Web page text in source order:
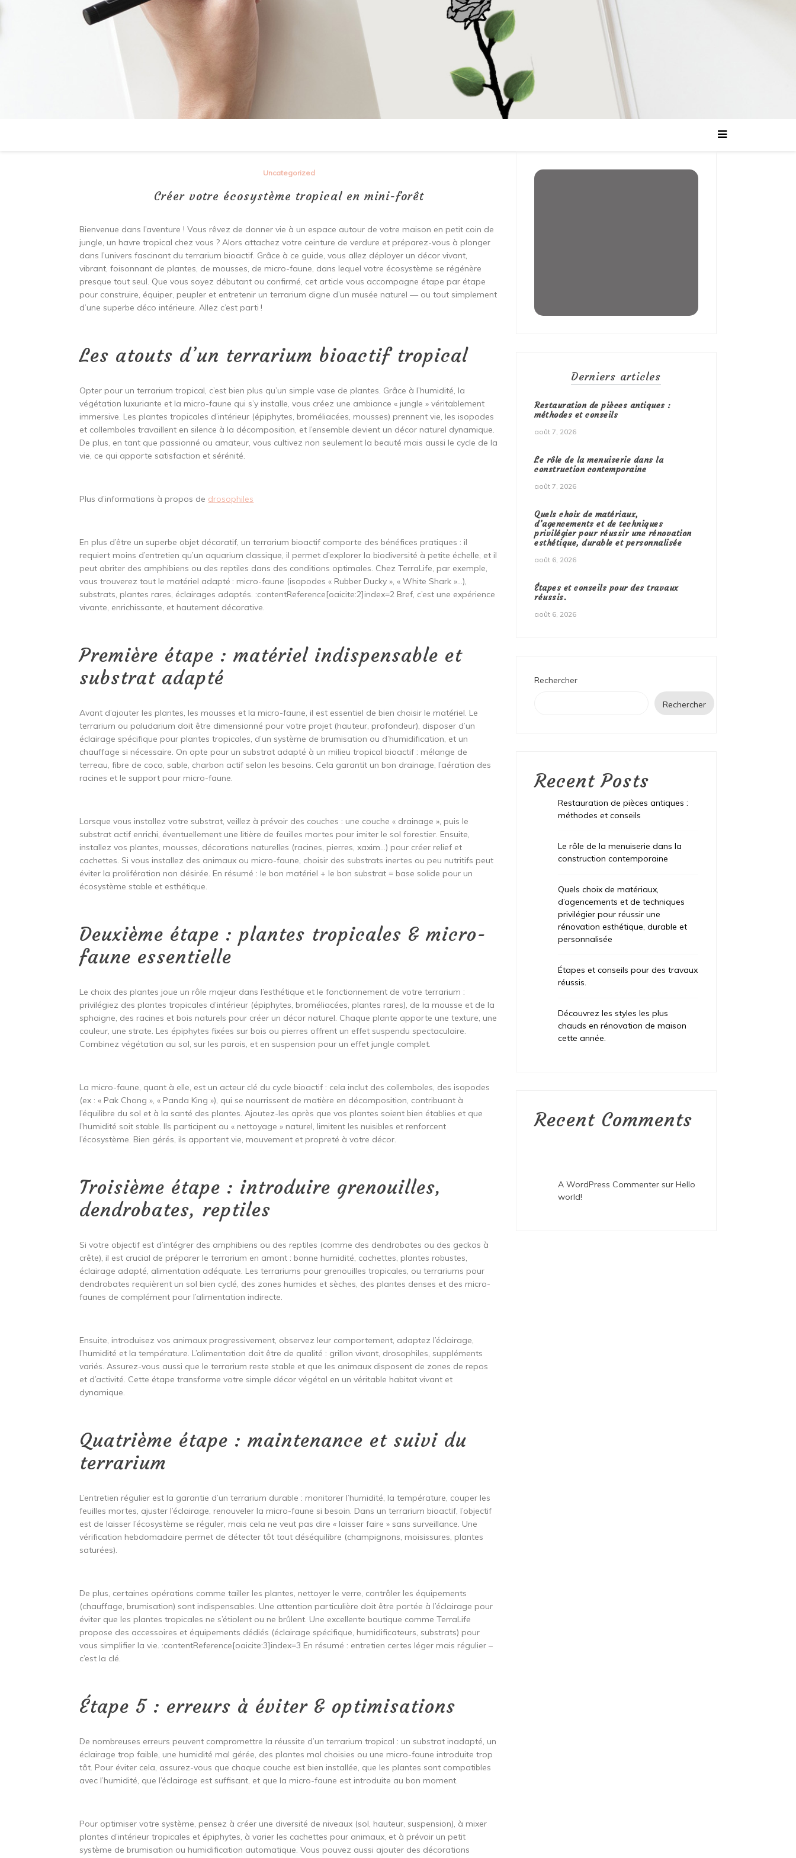
Uncategorized
Créer votre écosystème tropical en mini-forêt
Bienvenue dans l’aventure ! Vous rêvez de donner vie à un espace autour de votre maison en petit coin de
jungle, un havre tropical chez vous ? Alors attachez votre ceinture de verdure et préparez-vous à plonger
dans l’univers fascinant du terrarium bioactif. Grâce à ce guide, vous allez déployer un décor vivant,
vibrant, foisonnant de plantes, de mousses, de micro-faune, dans lequel votre écosystème se régénère
presque tout seul. Que vous soyez débutant ou confirmé, cet article vous accompagne étape par étape
pour construire, équiper, peupler et entretenir un terrarium digne d’un musée naturel — ou tout simplement
d’une superbe déco intérieure. Allez c’est parti !
Les atouts d’un terrarium bioactif tropical
Opter pour un terrarium tropical, c’est bien plus qu’un simple vase de plantes. Grâce à l’humidité, la
végétation luxuriante et la micro-faune qui s’y installe, vous créez une ambiance « jungle » véritablement
immersive. Les plantes tropicales d’intérieur (épiphytes, broméliacées, mousses) prennent vie, les isopodes
et collemboles travaillent en silence à la décomposition, et l’ensemble devient un décor naturel dynamique.
De plus, en tant que passionné ou amateur, vous cultivez non seulement la beauté mais aussi le cycle de la
vie, ce qui apporte satisfaction et sérénité.
Plus d’informations à propos de drosophiles
En plus d’être un superbe objet décoratif, un terrarium bioactif comporte des bénéfices pratiques : il
requiert moins d’entretien qu’un aquarium classique, il permet d’explorer la biodiversité à petite échelle, et il
peut abriter des amphibiens ou des reptiles dans des conditions optimales. Chez TerraLife, par exemple,
vous trouverez tout le matériel adapté : micro-faune (isopodes « Rubber Ducky », « White Shark »…),
substrats, plantes rares, éclairages adaptés. :contentReference[oaicite:2]index=2 Bref, c’est une expérience
vivante, enrichissante, et hautement décorative.
Première étape : matériel indispensable et
substrat adapté
Avant d’ajouter les plantes, les mousses et la micro-faune, il est essentiel de bien choisir le matériel. Le
terrarium ou paludarium doit être dimensionné pour votre projet (hauteur, profondeur), disposer d’un
éclairage spécifique pour plantes tropicales, d’un système de brumisation ou d’humidification, et un
chauffage si nécessaire. On opte pour un substrat adapté à un milieu tropical bioactif : mélange de
terreau, fibre de coco, sable, charbon actif selon les besoins. Cela garantit un bon drainage, l’aération des
racines et le support pour micro-faune.
Lorsque vous installez votre substrat, veillez à prévoir des couches : une couche « drainage », puis le
substrat actif enrichi, éventuellement une litière de feuilles mortes pour imiter le sol forestier. Ensuite,
installez vos plantes, mousses, décorations naturelles (racines, pierres, xaxim…) pour créer relief et
cachettes. Si vous installez des animaux ou micro-faune, choisir des substrats inertes ou peu nutritifs peut
éviter la prolifération non désirée. En résumé : le bon matériel + le bon substrat = base solide pour un
écosystème stable et esthétique.
Deuxième étape : plantes tropicales & micro-
faune essentielle
Le choix des plantes joue un rôle majeur dans l’esthétique et le fonctionnement de votre terrarium :
privilégiez des plantes tropicales d’intérieur (épiphytes, broméliacées, plantes rares), de la mousse et de la
sphaigne, des racines et bois naturels pour créer un décor naturel. Chaque plante apporte une texture, une
couleur, une strate. Les épiphytes fixées sur bois ou pierres offrent un effet suspendu spectaculaire.
Combinez végétation au sol, sur les parois, et en suspension pour un effet jungle complet.
La micro-faune, quant à elle, est un acteur clé du cycle bioactif : cela inclut des collemboles, des isopodes
(ex : « Pak Chong », « Panda King »), qui se nourrissent de matière en décomposition, contribuant à
l’équilibre du sol et à la santé des plantes. Ajoutez-les après que vos plantes soient bien établies et que
l’humidité soit stable. Ils participent au « nettoyage » naturel, limitent les nuisibles et renforcent
l’écosystème. Bien gérés, ils apportent vie, mouvement et propreté à votre décor.
Troisième étape : introduire grenouilles,
dendrobates, reptiles
Si votre objectif est d’intégrer des amphibiens ou des reptiles (comme des dendrobates ou des geckos à
crête), il est crucial de préparer le terrarium en amont : bonne humidité, cachettes, plantes robustes,
éclairage adapté, alimentation adéquate. Les terrariums pour grenouilles tropicales, ou terrariums pour
dendrobates requièrent un sol bien cyclé, des zones humides et sèches, des plantes denses et des micro-
faunes de complément pour l’alimentation indirecte.
Ensuite, introduisez vos animaux progressivement, observez leur comportement, adaptez l’éclairage,
l’humidité et la température. L’alimentation doit être de qualité : grillon vivant, drosophiles, suppléments
variés. Assurez-vous aussi que le terrarium reste stable et que les animaux disposent de zones de repos
et d’activité. Cette étape transforme votre simple décor végétal en un véritable habitat vivant et
dynamique.
Quatrième étape : maintenance et suivi du
terrarium
L’entretien régulier est la garantie d’un terrarium durable : monitorer l’humidité, la température, couper les
feuilles mortes, ajuster l’éclairage, renouveler la micro-faune si besoin. Dans un terrarium bioactif, l’objectif
est de laisser l’écosystème se réguler, mais cela ne veut pas dire « laisser faire » sans surveillance. Une
vérification hebdomadaire permet de détecter tôt tout déséquilibre (champignons, moisissures, plantes
saturées).
De plus, certaines opérations comme tailler les plantes, nettoyer le verre, contrôler les équipements
(chauffage, brumisation) sont indispensables. Une attention particulière doit être portée à l’éclairage pour
éviter que les plantes tropicales ne s’étiolent ou ne brûlent. Une excellente boutique comme TerraLife
propose des accessoires et équipements dédiés (éclairage spécifique, humidificateurs, substrats) pour
vous simplifier la vie. :contentReference[oaicite:3]index=3 En résumé : entretien certes léger mais régulier –
c’est la clé.
Étape 5 : erreurs à éviter & optimisations
De nombreuses erreurs peuvent compromettre la réussite d’un terrarium tropical : un substrat inadapté, un
éclairage trop faible, une humidité mal gérée, des plantes mal choisies ou une micro-faune introduite trop
tôt. Pour éviter cela, assurez-vous que chaque couche est bien installée, que les plantes sont compatibles
avec l’humidité, que l’éclairage est suffisant, et que la micro-faune est introduite au bon moment.
Pour optimiser votre système, pensez à créer une diversité de niveaux (sol, hauteur, suspension), à mixer
plantes d’intérieur tropicales et épiphytes, à varier les cachettes pour animaux, et à prévoir un petit
système de brumisation ou humidification automatique. Vous pouvez aussi ajouter des décorations
Derniers articles
Restauration de pièces antiques :
méthodes et conseils
août 7, 2026
Le rôle de la menuiserie dans la
construction contemporaine
août 7, 2026
Quels choix de matériaux,
d’agencements et de techniques
privilégier pour réussir une rénovation
esthétique, durable et personnalisée
août 6, 2026
Étapes et conseils pour des travaux
réussis.
août 6, 2026
Rechercher
Rechercher
Recent Posts
Restauration de pièces antiques :
méthodes et conseils
Le rôle de la menuiserie dans la
construction contemporaine
Quels choix de matériaux,
d’agencements et de techniques
privilégier pour réussir une
rénovation esthétique, durable et
personnalisée
Étapes et conseils pour des travaux
réussis.
Découvrez les styles les plus
chauds en rénovation de maison
cette année.
Recent Comments
A WordPress Commenter surHello
world!